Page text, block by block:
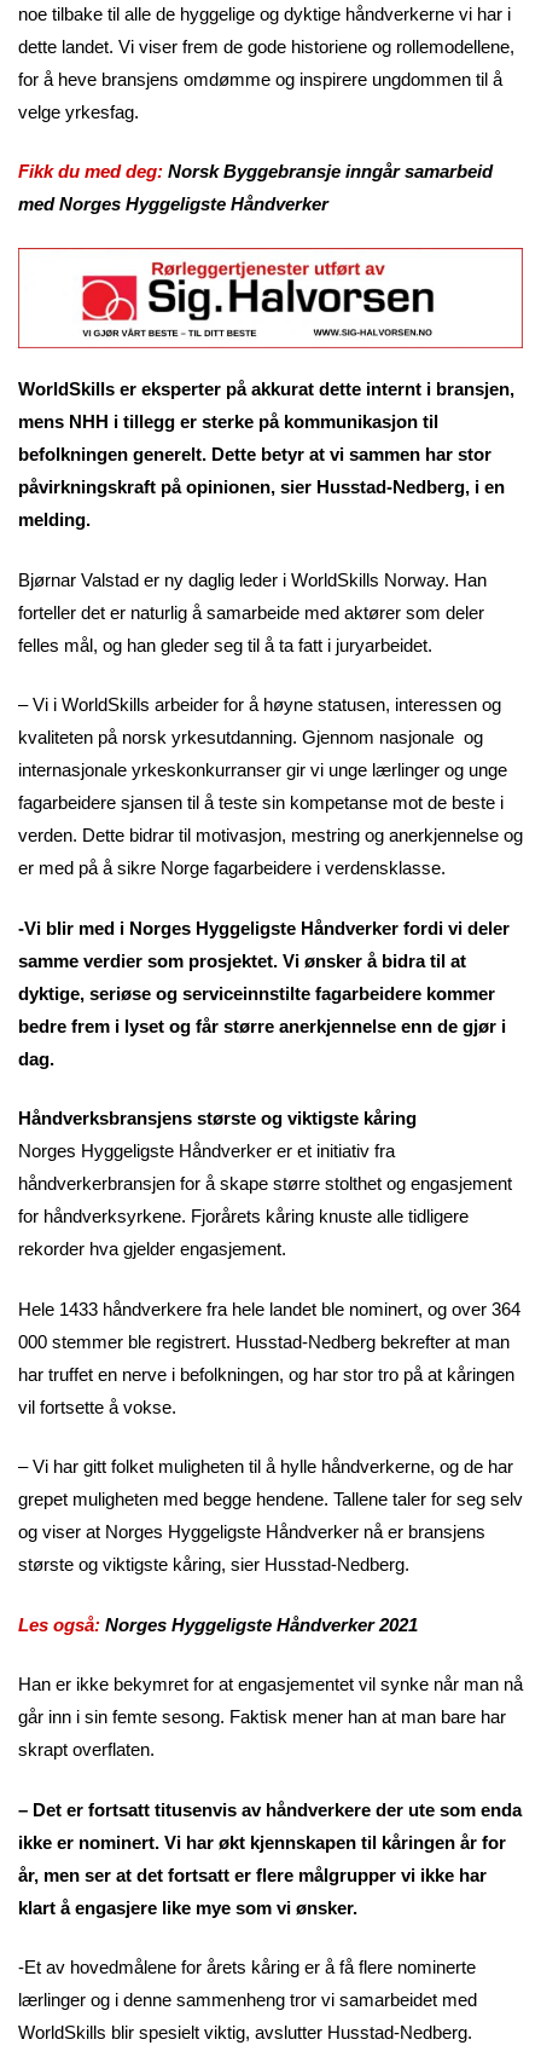
noe tilbake til alle de hyggelige og dyktige håndverkerne vi har i
dette landet. Vi viser frem de gode historiene og rollemodellene,
for å heve bransjens omdømme og inspirere ungdommen til å
velge yrkesfag.
Fikk du med deg: Norsk Byggebransje inngår samarbeid
med Norges Hyggeligste Håndverker
WorldSkills er eksperter på akkurat dette internt i bransjen,
mens NHH i tillegg er sterke på kommunikasjon til
befolkningen generelt. Dette betyr at vi sammen har stor
påvirkningskraft på opinionen, sier Husstad-Nedberg, i en
melding.
Bjørnar Valstad er ny daglig leder i WorldSkills Norway. Han
forteller det er naturlig å samarbeide med aktører som deler
felles mål, og han gleder seg til å ta fatt i juryarbeidet.
– Vi i WorldSkills arbeider for å høyne statusen, interessen og
kvaliteten på norsk yrkesutdanning. Gjennom nasjonale og
internasjonale yrkeskonkurranser gir vi unge lærlinger og unge
fagarbeidere sjansen til å teste sin kompetanse mot de beste i
verden. Dette bidrar til motivasjon, mestring og anerkjennelse og
er med på å sikre Norge fagarbeidere i verdensklasse.
-Vi blir med i Norges Hyggeligste Håndverker fordi vi deler
samme verdier som prosjektet. Vi ønsker å bidra til at
dyktige, seriøse og serviceinnstilte fagarbeidere kommer
bedre frem i lyset og får større anerkjennelse enn de gjør i
dag.
Håndverksbransjens største og viktigste kåring
Norges Hyggeligste Håndverker er et initiativ fra
håndverkerbransjen for å skape større stolthet og engasjement
for håndverksyrkene. Fjorårets kåring knuste alle tidligere
rekorder hva gjelder engasjement.
Hele 1433 håndverkere fra hele landet ble nominert, og over 364
000 stemmer ble registrert. Husstad-Nedberg bekrefter at man
har truffet en nerve i befolkningen, og har stor tro på at kåringen
vil fortsette å vokse.
– Vi har gitt folket muligheten til å hylle håndverkerne, og de har
grepet muligheten med begge hendene. Tallene taler for seg selv
og viser at Norges Hyggeligste Håndverker nå er bransjens
største og viktigste kåring, sier Husstad-Nedberg.
Les også: Norges Hyggeligste Håndverker 2021
Han er ikke bekymret for at engasjementet vil synke når man nå
går inn i sin femte sesong. Faktisk mener han at man bare har
skrapt overflaten.
– Det er fortsatt titusenvis av håndverkere der ute som enda
ikke er nominert. Vi har økt kjennskapen til kåringen år for
år, men ser at det fortsatt er flere målgrupper vi ikke har
klart å engasjere like mye som vi ønsker.
-Et av hovedmålene for årets kåring er å få flere nominerte
lærlinger og i denne sammenheng tror vi samarbeidet med
WorldSkills blir spesielt viktig, avslutter Husstad-Nedberg.